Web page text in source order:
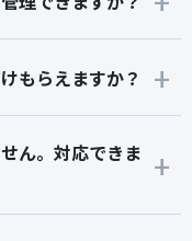
もらえますか？
ん。対応できま